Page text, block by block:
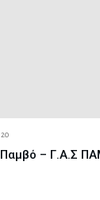
20
– Γ.Α.Σ